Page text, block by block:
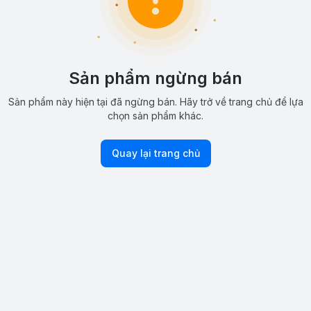
Sản phẩm ngừng bán
Sản phẩm này hiện tại đã ngừng bán. Hãy trở về trang chủ để lựa
chọn sản phẩm khác.
Quay lại trang chủ